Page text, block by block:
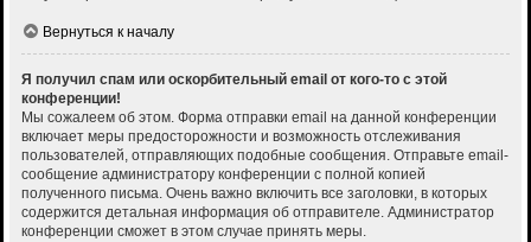
Вернуться к началу
Я получил спам или оскорбительный email от кого-то с этой
конференции!
Мы сожалеем об этом. Форма отправки email на данной конференции
включает меры предосторожности и возможность отслеживания
пользователей, отправляющих подобные сообщения. Отправьте email-
сообщение администратору конференции с полной копией
полученного письма. Очень важно включить все заголовки, в которых
содержится детальная информация об отправителе. Администратор
конференции сможет в этом случае принять меры.